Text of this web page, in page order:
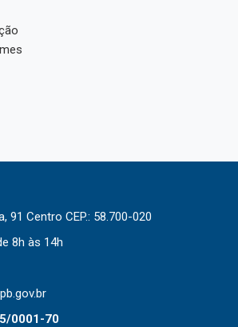
91 Centro CEP.: 58.700-020
8h às 14h
0001-70